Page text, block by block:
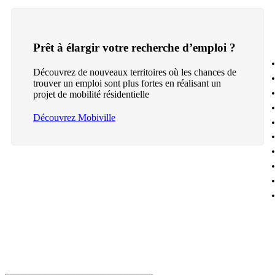
Prêt à élargir votre recherche d’emploi ?
Découvrez de nouveaux territoires où les chances de
trouver un emploi sont plus fortes en réalisant un
projet de mobilité résidentielle
Découvrez Mobiville